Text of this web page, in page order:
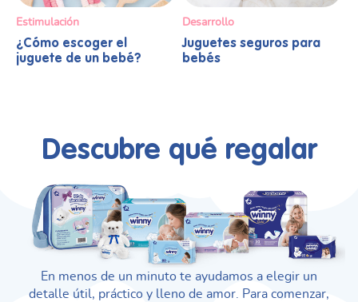
Estimulación
¿Cómo escoger el
juguete de un bebé?
Desarrollo
Juguetes seguros para
bebés
Descubre qué regalar
En menos de un minuto te ayudamos a elegir un
detalle útil, práctico y lleno de amor. Para comenzar,